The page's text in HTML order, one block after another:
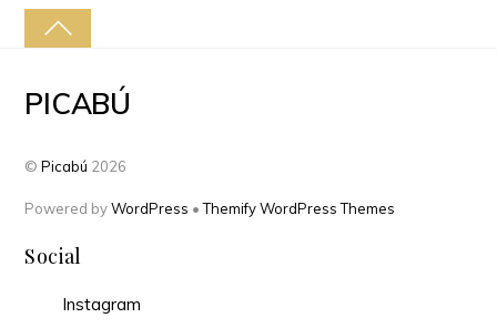
PICABÚ
©Picabú 2026
Powered byWordPress •Themify WordPress Themes
Social
Instagram